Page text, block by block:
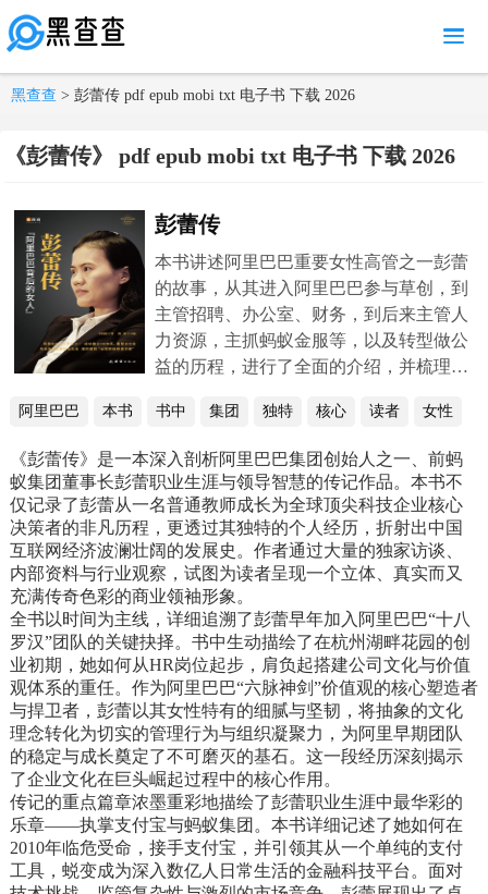
MENU
黑查查 > 彭蕾传 pdf epub mobi txt 电子书 下载 2026
《彭蕾传》 pdf epub mobi txt 电子书 下载 2026
彭蕾传
本书讲述阿里巴巴重要女性高管之一彭蕾
的故事，从其进入阿里巴巴参与草创，到
主管招聘、办公室、财务，到后来主管人
力资源，主抓蚂蚁金服等，以及转型做公
益的历程，进行了全面的介绍，并梳理了
些优秀特质，如执行力、职业素养、品
大的职业成就。从中，既能从一个侧面了
解阿里巴巴创业发展的过程，也能让读者
以彭蕾为榜样，做一名优秀的职场女性。
阿里巴巴 本书 书中 集团 独特 核心 读者 女性
《彭蕾传》是一本深入剖析阿里巴巴集团创始人之一、前蚂
蚁集团董事长彭蕾职业生涯与领导智慧的传记作品。本书不
仅记录了彭蕾从一名普通教师成长为全球顶尖科技企业核心
决策者的非凡历程，更透过其独特的个人经历，折射出中国
互联网经济波澜壮阔的发展史。作者通过大量的独家访谈、
内部资料与行业观察，试图为读者呈现一个立体、真实而又
充满传奇色彩的商业领袖形象。
全书以时间为主线，详细追溯了彭蕾早年加入阿里巴巴“十八
罗汉”团队的关键抉择。书中生动描绘了在杭州湖畔花园的创
业初期，她如何从HR岗位起步，肩负起搭建公司文化与价值
观体系的重任。作为阿里巴巴“六脉神剑”价值观的核心塑造者
与捍卫者，彭蕾以其女性特有的细腻与坚韧，将抽象的文化
理念转化为切实的管理行为与组织凝聚力，为阿里早期团队
的稳定与成长奠定了不可磨灭的基石。这一段经历深刻揭示
了企业文化在巨头崛起过程中的核心作用。
传记的重点篇章浓墨重彩地描绘了彭蕾职业生涯中最华彩的
乐章——执掌支付宝与蚂蚁集团。本书详细记述了她如何在
2010年临危受命，接手支付宝，并引领其从一个单纯的支付
工具，蜕变成为深入数亿人日常生活的金融科技平台。面对